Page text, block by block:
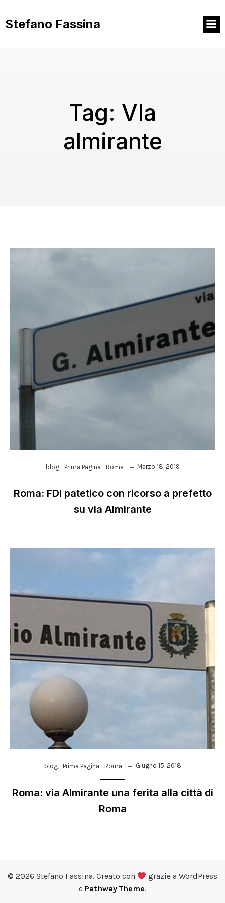
contenuto
Stefano Fassina
Tag: VIa
almirante
blog Prima Pagina Roma Marzo 18, 2019
Roma: FDI patetico con ricorso a prefetto
su via Almirante
blog Prima Pagina Roma Giugno 15, 2018
Roma: via Almirante una ferita alla città di
Roma
© 2026 Stefano Fassina. Creato con
grazie a WordPress
e Pathway Theme.